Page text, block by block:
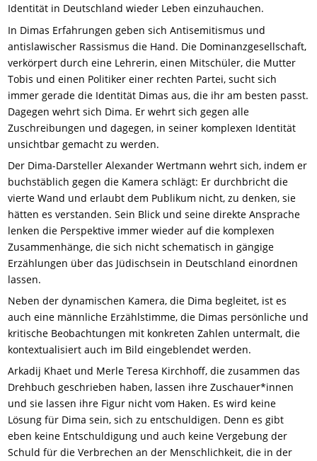
Identität in Deutschland wieder Leben einzuhauchen.
In Dimas Erfahrungen geben sich Antisemitismus und
antislawischer Rassismus die Hand. Die Dominanzgesellschaft,
verkörpert durch eine Lehrerin, einen Mitschüler, die Mutter
Tobis und einen Politiker einer rechten Partei, sucht sich
immer gerade die Identität Dimas aus, die ihr am besten passt.
Dagegen wehrt sich Dima. Er wehrt sich gegen alle
Zuschreibungen und dagegen, in seiner komplexen Identität
unsichtbar gemacht zu werden.
Der Dima-Darsteller Alexander Wertmann wehrt sich, indem er
buchstäblich gegen die Kamera schlägt: Er durchbricht die
vierte Wand und erlaubt dem Publikum nicht, zu denken, sie
hätten es verstanden. Sein Blick und seine direkte Ansprache
lenken die Perspektive immer wieder auf die komplexen
Zusammenhänge, die sich nicht schematisch in gängige
Erzählungen über das Jüdischsein in Deutschland einordnen
lassen.
Neben der dynamischen Kamera, die Dima begleitet, ist es
auch eine männliche Erzählstimme, die Dimas persönliche und
kritische Beobachtungen mit konkreten Zahlen untermalt, die
kontextualisiert auch im Bild eingeblendet werden.
Arkadij Khaet und Merle Teresa Kirchhoff, die zusammen das
Drehbuch geschrieben haben, lassen ihre Zuschauer*innen
und sie lassen ihre Figur nicht vom Haken. Es wird keine
Lösung für Dima sein, sich zu entschuldigen. Denn es gibt
eben keine Entschuldigung und auch keine Vergebung der
Schuld für die Verbrechen an der Menschlichkeit, die in der